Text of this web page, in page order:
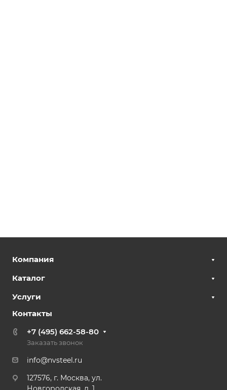
Компания
Каталог
Услуги
Контакты
+7 (495) 662-58-80
Заказать звонок
info@nvsteel.ru
127576, г. Москва, ул.